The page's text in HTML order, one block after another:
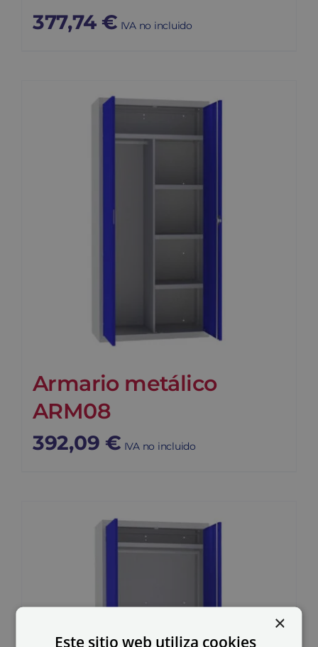
377,74 € IVA no incluido
Armario metálico
ARM08
392,09 € IVA no incluido
×
Este sitio web utiliza cookies